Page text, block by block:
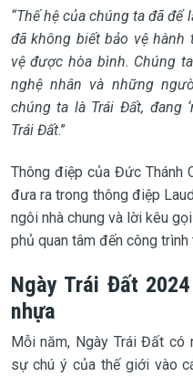
“Thế hệ của chúng ta đã
đã không biết bảo vệ hành
vệ được hòa bình. Chúng
nghệ nhân và những
chúng ta là Trái Đất, đang
Trái Đất.”
Thông điệp của Đức Thánh
đưa ra trong thông điệp
ngôi nhà chung và lời kêu
phủ quan tâm đến công
Ngày Trái Đất
nhựa
Mỗi năm, Ngày Trái Đất có
sự chú ý của thế giới vào